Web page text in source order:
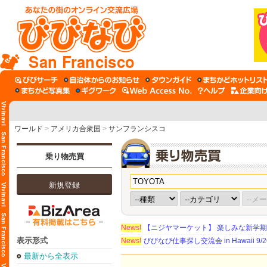
San Francisco
ワールド > アメリカ合衆国 > サンフランシスコ
乗り物売買
新規登録
表示形式
最新から全表示
News!
【ニジヤマーケット】 楽しみな新学
News! びびなび仕事探し交流会 in Hawaii 9/